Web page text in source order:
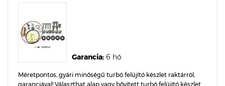
Garancia: 6 hó
Méretpontos, gyári minőségű turbó felújító készlet raktárról,
garanciával! Választhat alap vagy bővített turbó felújító készlet